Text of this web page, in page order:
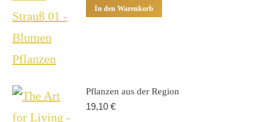
In den Warenkorb
Pflanzen aus der Region
19,10 €